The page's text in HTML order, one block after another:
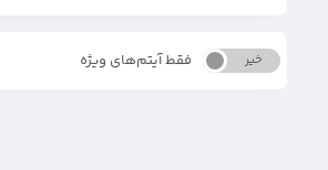
بله خیر فقط آیتم‌های ویژه